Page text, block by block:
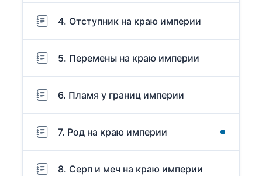
4. Отступник на краю империи
5. Перемены на краю империи
6. Пламя у границ империи
7. Род на краю империи
8. Серп и меч на краю империи